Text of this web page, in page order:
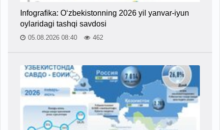
Infografika: O‘zbekistonning 2026 yil yanvar-iyun
oylaridagi tashqi savdosi
05.08.2026 08:40 462